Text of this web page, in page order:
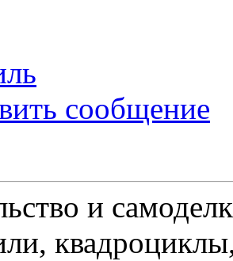
сообщение
и